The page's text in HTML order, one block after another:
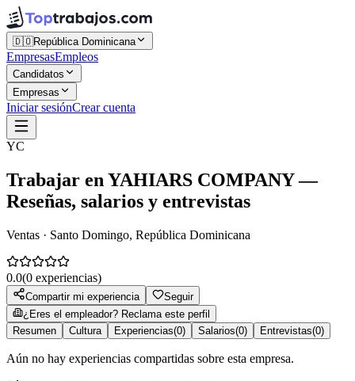
🇩🇴República Dominicana
EmpresasEmpleos
Candidatos
Empresas
Iniciar sesiónCrear cuenta
YC
Trabajar en YAHIARS COMPANY—
Reseñas, salarios y entrevistas
Ventas · Santo Domingo, República Dominicana
0.0(0 experiencias)
Compartir mi experiencia
Seguir
¿Eres el empleador? Reclama este perfil
Resumen
Cultura Experiencias(0) Salarios(0) Entrevistas(0)
Aún no hay experiencias compartidas sobre esta empresa.